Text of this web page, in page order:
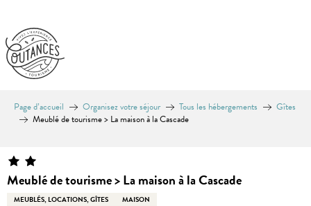
Page d’accueil Organisez votre séjour Tous les hébergements
Gîtes
Meublé de tourisme > La maison à la Cascade
Meublé de tourisme > La maison à la Cascade
MEUBLÉS, LOCATIONS, GÎTES MAISON